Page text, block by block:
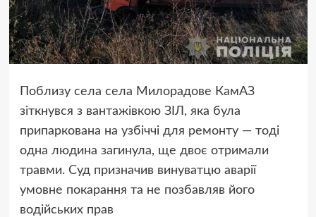
Поблизу села села Милорадове КамАЗ
зіткнувся з вантажівкою ЗІЛ, яка була
припаркована на узбіччі для ремонту — тоді
одна людина загинула, ще двоє отримали
травми. Суд призначив винуватцю аварії
умовне покарання та не позбавляв його
водійських прав